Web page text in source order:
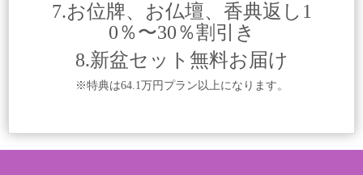
7.お位牌、お仏壇、香典返し1
0％〜30％割引き
8.新盆セット無料お届け
※特典は64.1万円プラン以上になります。